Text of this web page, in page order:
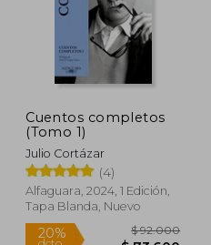
10%
dcto. $
Cuentos completos
(Tomo 1)
Julio Cortázar
(4)
Alfaguara, 2024, 1 Edición,
Tapa Blanda, Nuevo